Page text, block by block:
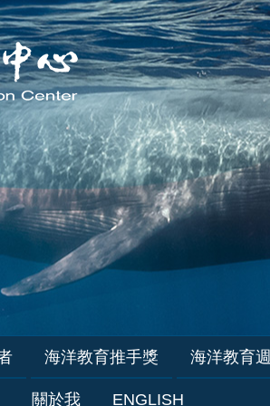
海洋教育推手獎 海洋教育週
關於我 ENGLISH